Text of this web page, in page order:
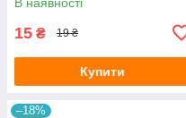
15 ₴ 19 ₴
Купити
–18%